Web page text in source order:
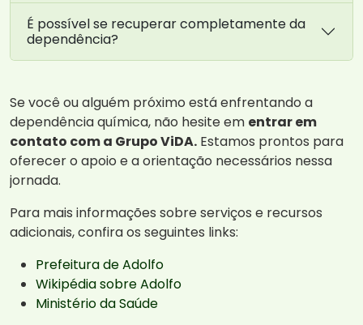
É possível se recuperar completamente da
dependência?
Se você ou alguém próximo está enfrentando a
dependência química, não hesite em entrar em
contato com a Grupo ViDA. Estamos prontos para
oferecer o apoio e a orientação necessários nessa
jornada.
Para mais informações sobre serviços e recursos
adicionais, confira os seguintes links:
Prefeitura de Adolfo
Wikipédia sobre Adolfo
Ministério da Saúde